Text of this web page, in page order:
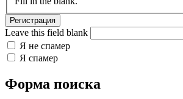
Leave this field blank
Я не спамер
Я спамер
Форма поиска